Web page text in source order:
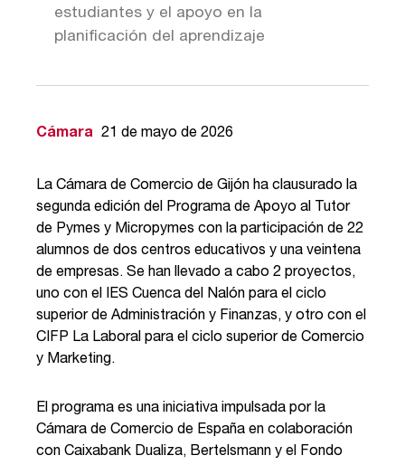
estudiantes y el apoyo en la
planificación del aprendizaje
Cámara 21 de mayo de 2026
La Cámara de Comercio de Gijón ha clausurado la
segunda edición del Programa de Apoyo al Tutor
de Pymes y Micropymes con la participación de 22
alumnos de dos centros educativos y una veintena
de empresas. Se han llevado a cabo 2 proyectos,
uno con el IES Cuenca del Nalón para el ciclo
superior de Administración y Finanzas, y otro con el
CIFP La Laboral para el ciclo superior de Comercio
y Marketing.
El programa es una iniciativa impulsada por la
Cámara de Comercio de España en colaboración
con Caixabank Dualiza, Bertelsmann y el Fondo